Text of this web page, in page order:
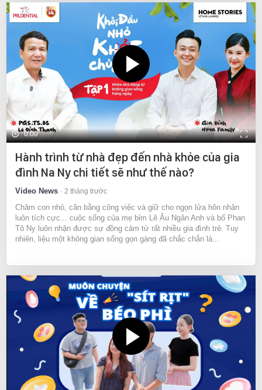
0:00
Hành trình từ nhà đẹp đến nhà khỏe của gia
đình Na Ny chi tiết sẽ như thế nào?
Video News 2 tháng trước
Chăm con nhỏ, cân bằng công việc và giữ cho ngọn lửa hôn nhân
luôn tích cực... cuộc sống của mẹ bỉm Lê Âu Ngân Anh và bố Phan
Tô Ny luôn nhận được sự đồng cảm từ rất nhiều gia đình trẻ. Tuy
nhiên, liệu một không gian sống gọn gàng đã chắc chắn là...